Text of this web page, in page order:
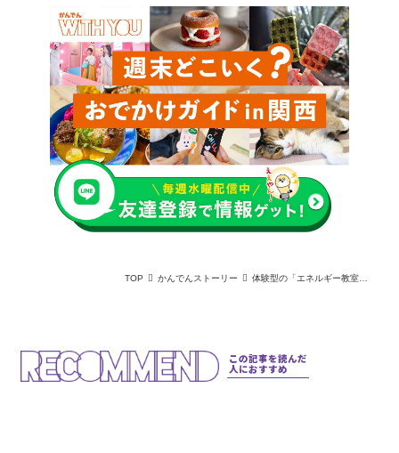
TOP かんでんストーリー 体験型の「エネルギー教室」で次世代に電気の大切さを伝える広報｜推シゴトファイル#18
この記事を読んだ
人におすすめ